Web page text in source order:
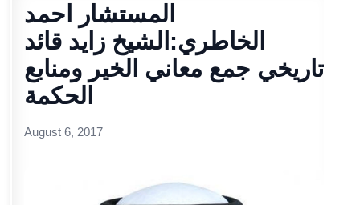
المستشار احمد
الخاطري:الشيخ زايد قائد
تاريخي جمع معاني الخير ومنابع
الحكمة
August 6, 2017